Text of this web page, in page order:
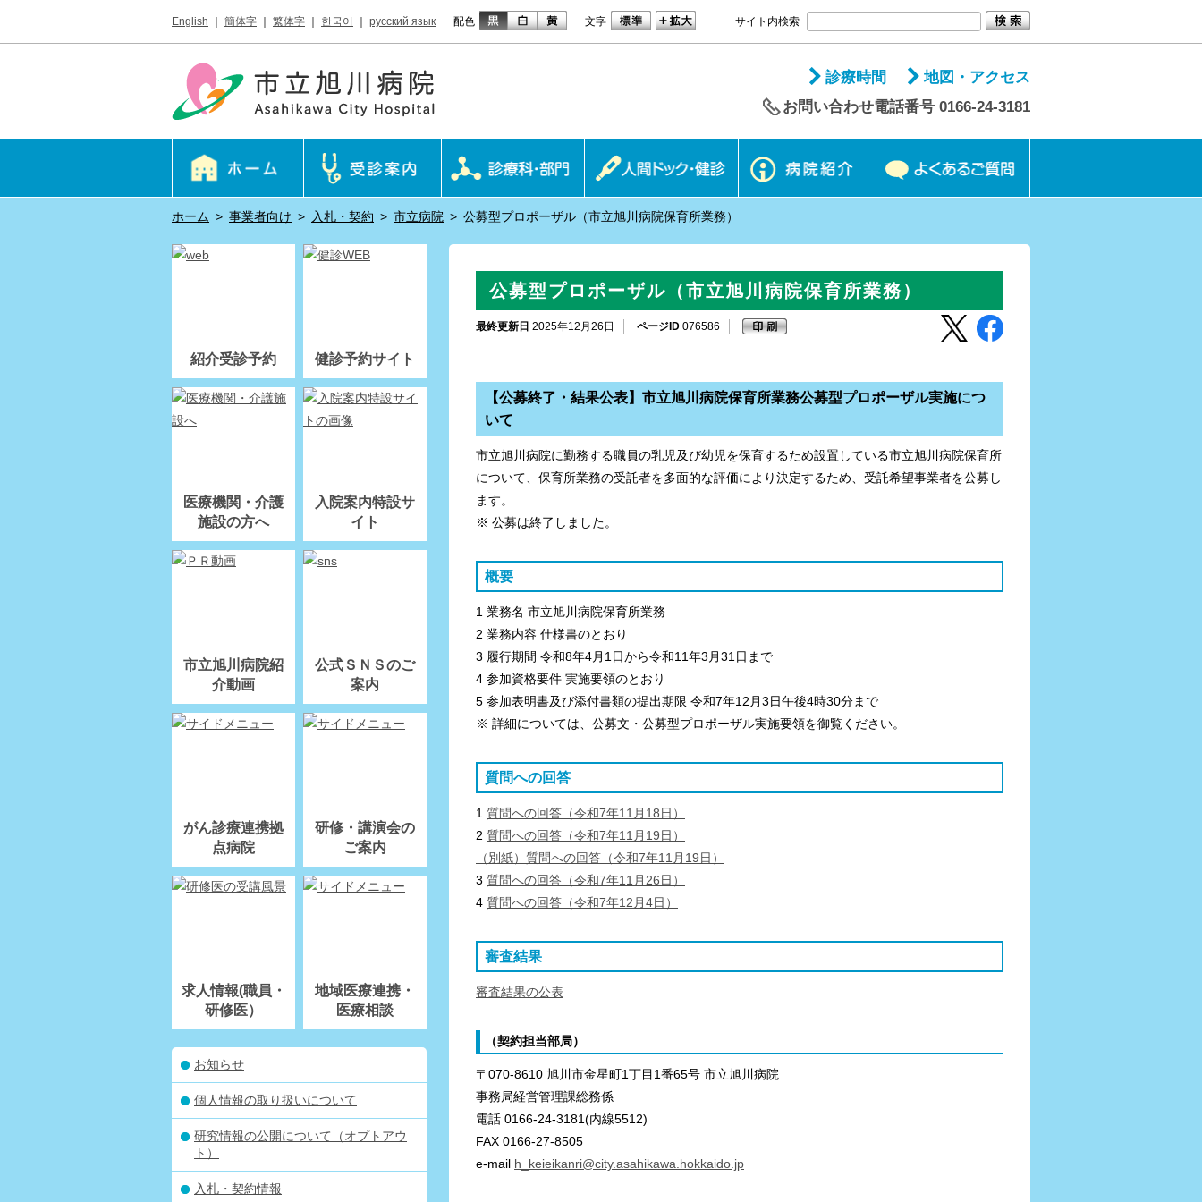
English 簡体字 繁体字 한국어 русский язык 配色 文字 サイト内検索
診療時間
地図・アクセス
お問い合わせ電話番号 0166-24-3181
ホーム > 事業者向け > 入札・契約 > 市立病院 > 公募型プロポーザル（市立旭川病院保育所業務）
公募型プロポーザル（市立旭川病院保育所業務）
最終更新日 2025年12月26日 ページID 076586
【公募終了・結果公表】市立旭川病院保育所業務公募型プロポーザル実施につ
いて
市立旭川病院に勤務する職員の乳児及び幼児を保育するため設置している市立旭川病院保育所
について、保育所業務の受託者を多面的な評価により決定するため、受託希望事業者を公募し
ます。
※ 公募は終了しました。
概要
1 業務名 市立旭川病院保育所業務
2 業務内容 仕様書のとおり
3 履行期間 令和8年4月1日から令和11年3月31日まで
4 参加資格要件 実施要領のとおり
5 参加表明書及び添付書類の提出期限 令和7年12月3日午後4時30分まで
※ 詳細については、公募文・公募型プロポーザル実施要領を御覧ください。
質問への回答
1 質問への回答（令和7年11月18日）
2 質問への回答（令和7年11月19日）
（別紙）質問への回答（令和7年11月19日）
3 質問への回答（令和7年11月26日）
4 質問への回答（令和7年12月4日）
審査結果
審査結果の公表
（契約担当部局）
〒070-8610 旭川市金星町1丁目1番65号 市立旭川病院
事務局経営管理課総務係
電話 0166-24-3181(内線5512)
FAX 0166-27-8505
e-mail h_keieikanri@city.asahikawa.hokkaido.jp
紹介受診予約 健診予約サイト
医療機関・介護
施設の方へ
入院案内特設サ
イト
市立旭川病院紹
介動画
公式ＳＮＳのご
案内
がん診療連携拠
点病院
研修・講演会の
ご案内
求人情報(職員・
研修医）
地域医療連携・
医療相談
お知らせ
個人情報の取り扱いについて
研究情報の公開について（オプトアウ
ト）
入札・契約情報